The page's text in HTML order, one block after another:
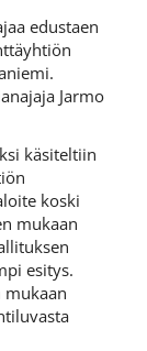
edustaen
Jarmo
käsiteltiin
koski
mukaan
esitys.
mukaan